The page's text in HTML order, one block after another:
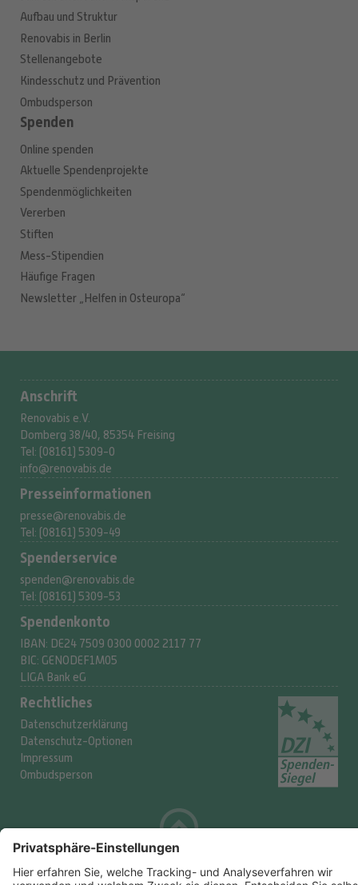
Aufbau und Struktur
Renovabis in Berlin
Stellenangebote
Kindesschutz und Prävention
Ombudsperson
Spenden
Online spenden
Aktuelle Spendenprojekte
Spendenmöglichkeiten
Vererben
Stiften
Mess-Stipendien
Häufige Fragen
Newsletter „Helfen in Osteuropa“
Anschrift
Renovabis e.V.
Domberg 38/40, 85354 Freising
Tel: (08161) 5309-0
info@renovabis.de
Presse­informationen
presse@renovabis.de
Tel: (08161) 5309-49
Spenderservice
spenden@renovabis.de
Tel: (08161) 5309-53
Spendenkonto
IBAN: DE24 7509 0300 0002 2117 77
BIC: GENODEF1M05
LIGA Bank eG
Rechtliches
Datenschutzerklärung
Datenschutz-Optionen
Impressum
Ombudsperson